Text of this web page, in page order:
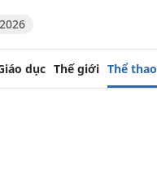
dục Thế giới Thể thao